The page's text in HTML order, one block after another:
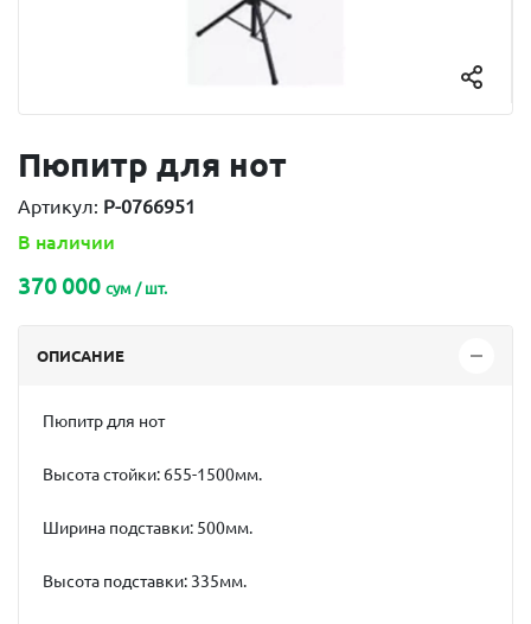
Пюпитр для нот
Артикул: P-0766951
В наличии
370 000 сум / шт.
ОПИСАНИЕ
Пюпитр для нот
Высота стойки: 655-1500мм.
Ширина подставки: 500мм.
Высота подставки: 335мм.